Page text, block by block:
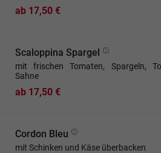
ab 17,50 €
Scaloppina Spargel
mit frischen Tomaten, Spargeln,
Sahne
ab 17,50 €
Cordon Bleu
mit Schinken und Käse überbacken